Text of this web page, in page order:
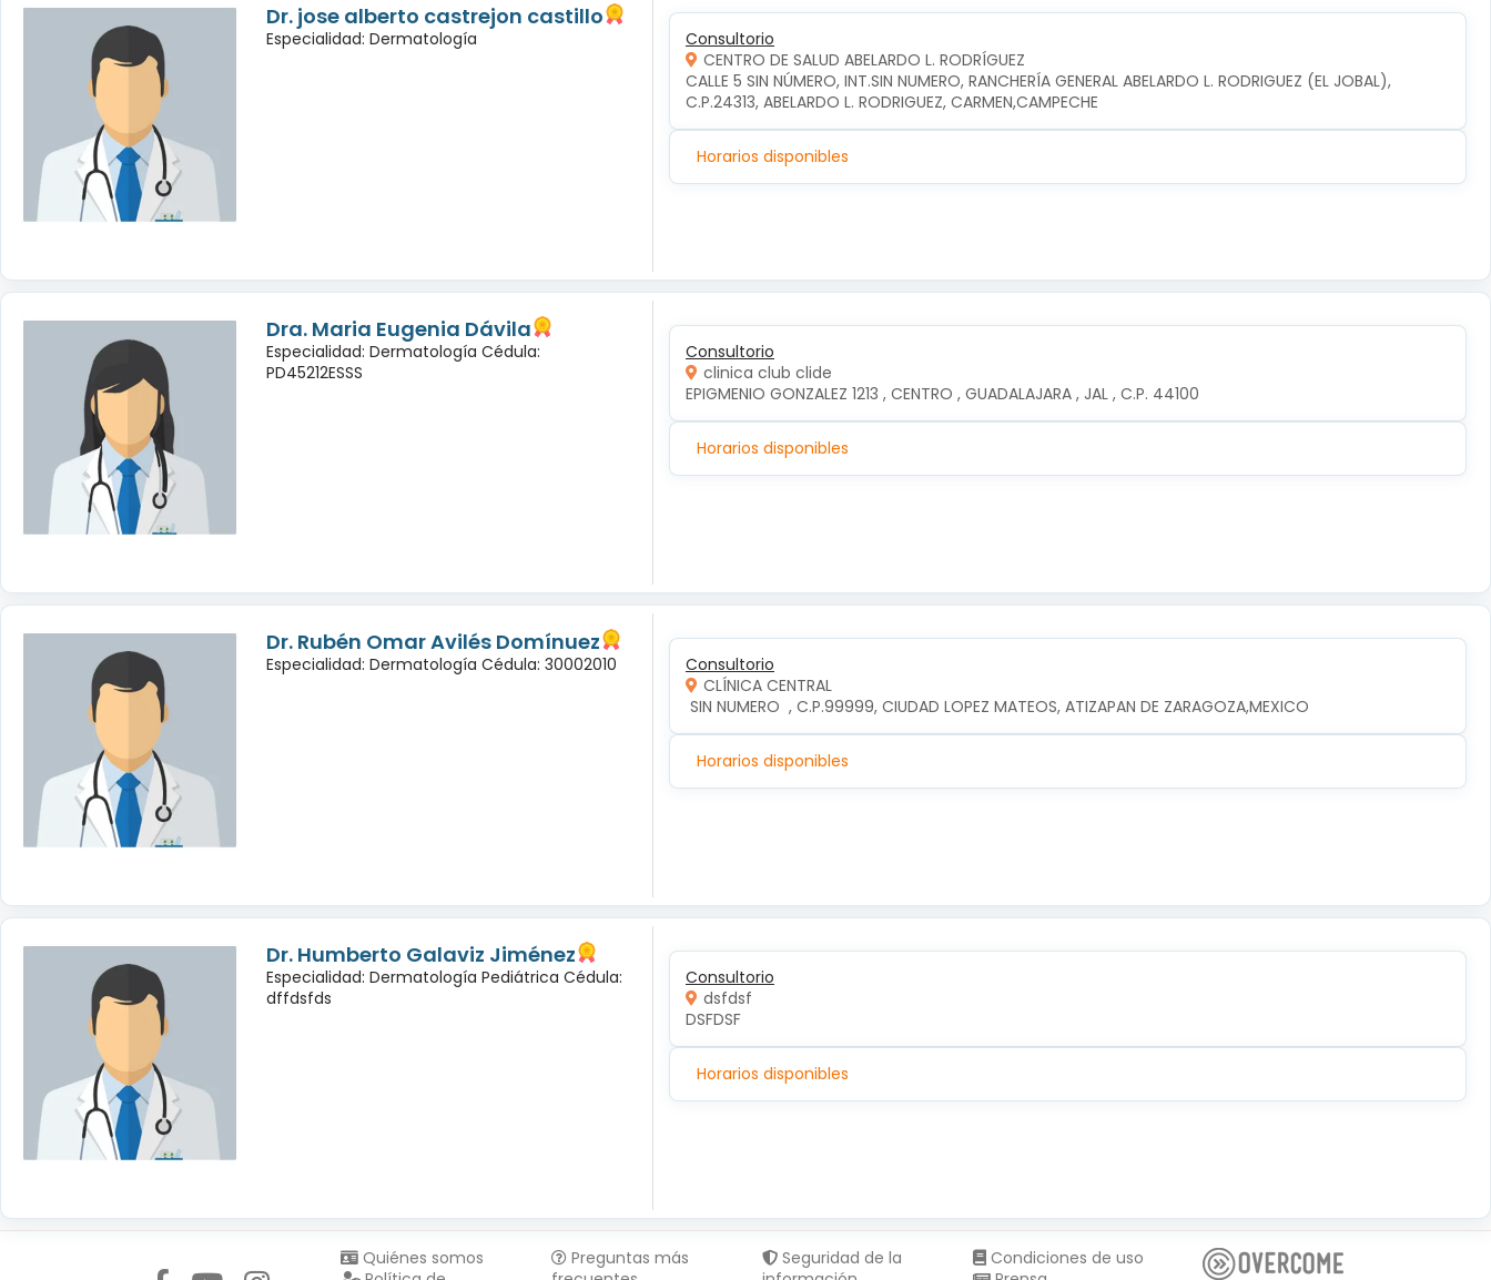
Dr. jose alberto castrejon castillo
Especialidad: Dermatología
Consultorio
CENTRO DE SALUD ABELARDO L. RODRÍGUEZ
CALLE 5 SIN NÚMERO, INT.SIN NUMERO, RANCHERÍA GENERAL ABELARDO L. RODRIGUEZ (EL JOBAL),
C.P.24313, ABELARDO L. RODRIGUEZ, CARMEN,CAMPECHE
Horarios disponibles
Dra. Maria Eugenia Dávila
Especialidad: Dermatología Cédula:
PD45212ESSS
Consultorio
clinica club clide
EPIGMENIO GONZALEZ 1213 , CENTRO , GUADALAJARA , JAL , C.P. 44100
Horarios disponibles
Dr. Rubén Omar Avilés Domínuez
Especialidad: Dermatología Cédula: 30002010
Consultorio
CLÍNICA CENTRAL
SIN NUMERO  , C.P.99999, CIUDAD LOPEZ MATEOS, ATIZAPAN DE ZARAGOZA,MEXICO
Horarios disponibles
Dr. Humberto Galaviz Jiménez
Especialidad: Dermatología Pediátrica Cédula:
dffdsfds
Consultorio
dsfdsf
DSFDSF
Horarios disponibles
Quiénes somos
Preguntas más
Seguridad de la
Condiciones de uso